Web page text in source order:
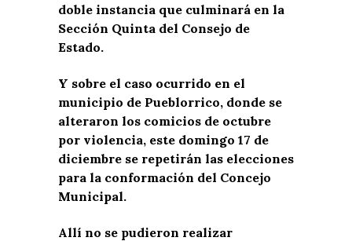
doble instancia que culminará en la
Sección Quinta del Consejo de
Estado.
Y sobre el caso ocurrido en el
municipio de Pueblorrico, donde se
alteraron los comicios de octubre
por violencia, este domingo 17 de
diciembre se repetirán las elecciones
para la conformación del Concejo
Municipal.
Allí no se pudieron realizar